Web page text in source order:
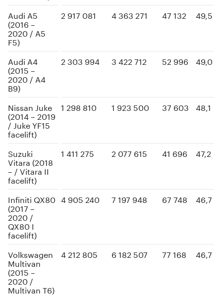
Audi A5
(2016 –
2020 / A5
F5)
2 917 081 4 363 271 47 132 49,5
Audi A4
(2015 –
2020 / A4
B9)
2 303 994 3 422 712 52 996 49,0
Nissan Juke
(2014 – 2019
/ Juke YF15
facelift)
1 298 810 1 923 500 37 603 48,1
Suzuki
Vitara (2018
– / Vitara II
facelift)
1 411 275 2 077 615 41 696 47,2
Infiniti QX80
(2017 –
2020 /
QX80 I
facelift)
4 905 240 7 197 948 67 748 46,7
Volkswagen
Multivan
(2015 –
2020 /
Multivan T6)
4 212 805 6 182 507 77 168 46,7